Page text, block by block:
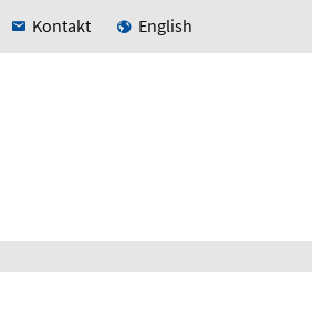
Kontakt English